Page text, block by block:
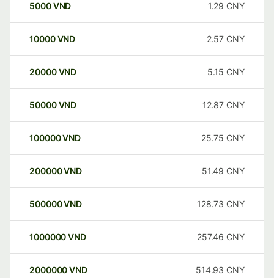
5000VND 1.29 CNY
10000 VND 2.57 CNY
20000 VND 5.15 CNY
50000 VND 12.87 CNY
100000VND 25.75 CNY
200000VND 51.49 CNY
500000VND 128.73 CNY
1000000VND 257.46 CNY
2000000VND 514.93 CNY